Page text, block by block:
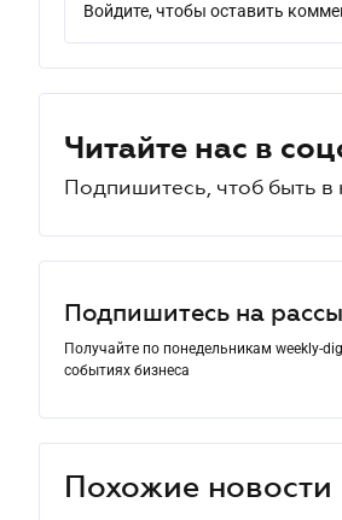
Войдите, чтобы оставить
Читайте нас в
Подпишитесь, чтоб быть в
Подпишитесь на
Получайте по понедельникам weekly-
событиях бизнеса
Похожие новости